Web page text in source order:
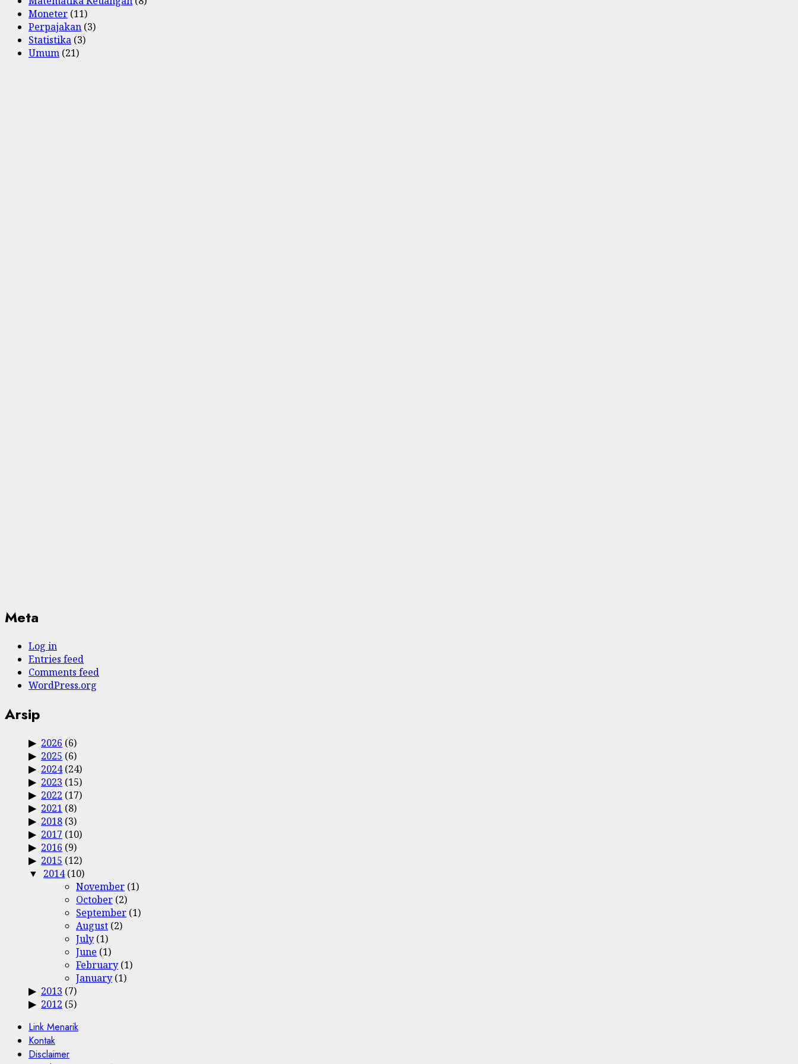
Moneter (11)
Perpajakan (3)
Statistika (3)
Umum (21)
Meta
Log in
Entries feed
Comments feed
WordPress.org
Arsip
2026 (6)
2025 (6)
2024(24)
2023 (15)
2022 (17)
2021 (8)
2018 (3)
2017 (10)
2016 (9)
2015 (12)
2014(10)
November (1)
October (2)
September (1)
August (2)
July (1)
June (1)
February (1)
January (1)
2013 (7)
2012 (5)
Link Menarik
Kontak
Disclaimer